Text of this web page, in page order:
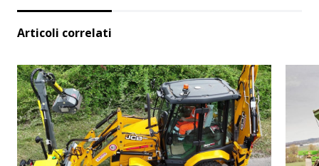
Articoli correlati